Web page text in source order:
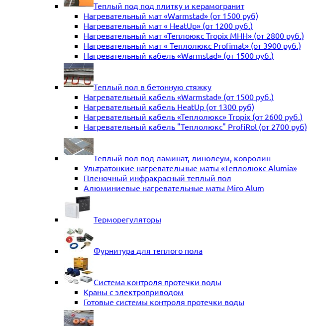
Теплый под под плитку и керамогранит
Нагревательный мат «Warmstad» (от 1500 руб)
Нагревательный мат « HeatUp» (от 1200 руб.)
Нагревательный мат «Теплоюкс Tropix MHH» (от 2800 руб.)
Нагревательный мат « Теплолюкс Profimat» (от 3900 руб.)
Нагревательный кабель «Warmstad» (от 1500 руб.)
Теплый пол в бетонную стяжку
Нагревательный кабель «Warmstad» (от 1500 руб.)
Нагревательный кабель HeatUp (от 1300 руб)
Нагревательный кабель «Теплолюкс» Tropix (от 2600 руб.)
Нагревательный кабель "Теплолюкс" ProfiRol (от 2700 руб)
Теплый пол под ламинат, линолеум, ковролин
Ультратонкие нагревательные маты «Теплолюкс Alumia»
Пленочный инфракрасный теплый пол
Алюминиевые нагревательные маты Miro Alum
Терморегуляторы
Фурнитура для теплого пола
Система контроля протечки воды
Краны с электроприводом
Готовые системы контроля протечки воды